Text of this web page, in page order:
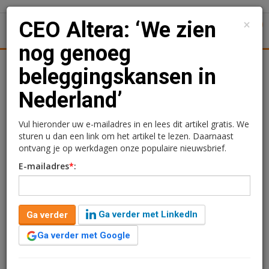
Nieuws Uitgelicht Achtergronden Woningmarkt
CEO Altera: ‘We zien nog
genoeg beleggingskansen
in Nederland’
Altera Vastgoed heeft de laatste jaren
haar beleggingsstrategie verder aangescherpt. Wat
vindt Altera belangrijk in een belegging en wat zijn de
×
CEO Altera: ‘We zien
nog genoeg
beleggingskansen in
Nederland’
Vul hieronder uw e-mailadres in en lees dit artikel gratis. We
sturen u dan een link om het artikel te lezen. Daarnaast
ontvang je op werkdagen onze populaire nieuwsbrief.
E-mailadres*:
Ga verder
Ga verder met LinkedIn
Ga verder met Google